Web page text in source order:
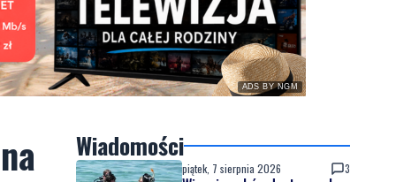
ADS BY NGM
Wiadomości
piątek, 7 sierpnia 2026 3